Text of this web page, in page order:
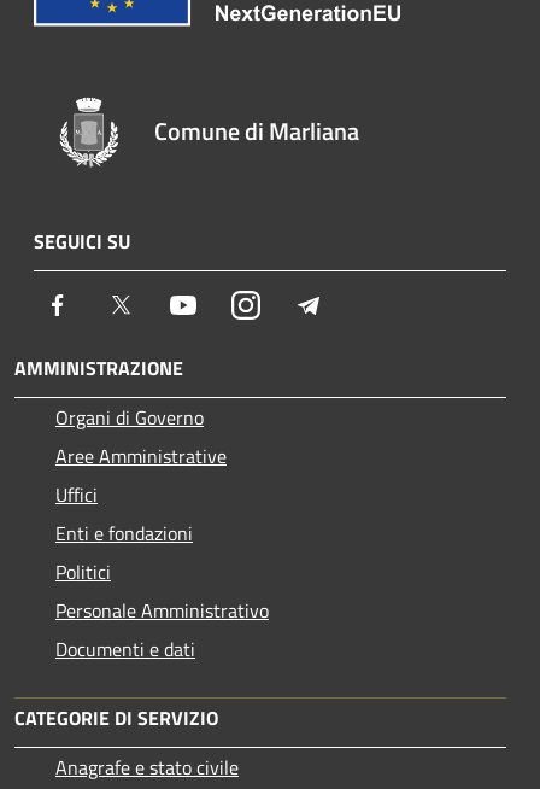
Comune di Marliana
SEGUICI SU
Facebook Twitter YoutubeInstagram
AMMINISTRAZIONE
Organi di Governo
Aree Amministrative
Uffici
Enti e fondazioni
Politici
Personale Amministrativo
Documenti e dati
CATEGORIE DI SERVIZIO
Anagrafe e stato civile